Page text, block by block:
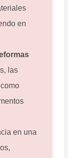
en
las
en una